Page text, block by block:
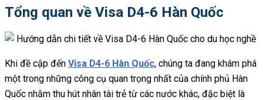
Tổng quan về Visa D4-6 Hàn Quốc
Khi đề cập đến Visa D4-6 Hàn Quốc, chúng ta đang khám phá
một trong những công cụ quan trọng nhất của chính phủ Hàn
Quốc nhằm thu hút nhân tài trẻ từ các nước khác, đặc biệt là